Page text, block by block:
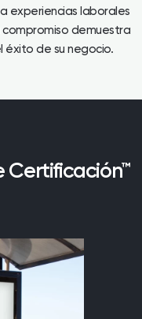
experiencias laborales
demuestra
éxito de su negocio.
Certificación™